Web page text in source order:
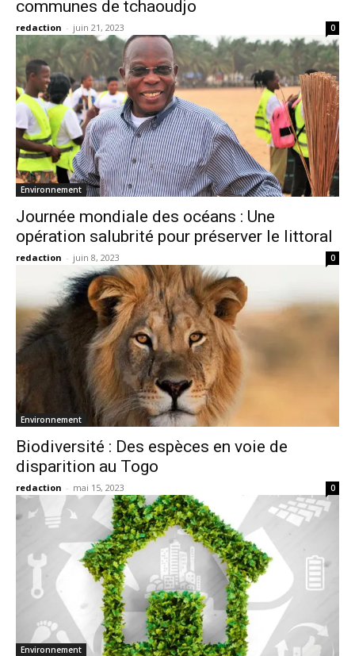
communes de tchaoudjo
redaction - juin 21, 2023 0
Environnement
Journée mondiale des océans : Une
opération salubrité pour préserver le littoral
redaction - juin 8, 2023 0
Environnement
Biodiversité : Des espèces en voie de
disparition au Togo
redaction - mai 15, 2023 0
Environnement